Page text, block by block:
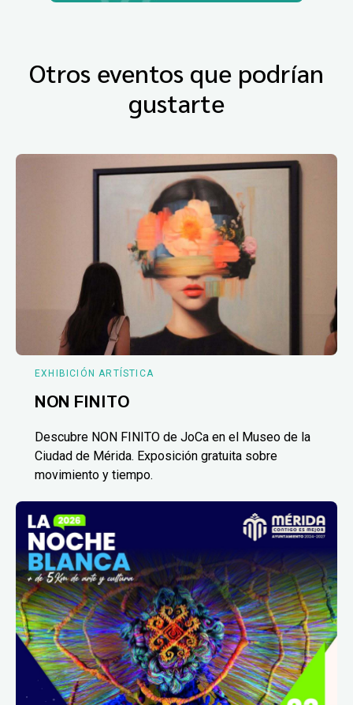
Otros eventos que podrían
gustarte
EXHIBICIÓN ARTÍSTICA
NON FINITO
Descubre NON FINITO de JoCa en el Museo de la
Ciudad de Mérida. Exposición gratuita sobre
movimiento y tiempo.